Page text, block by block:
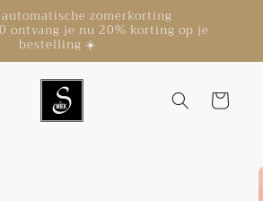
automatische zomerkorting
ontvang je nu 20% korting op je
bestelling ☀️
Winkelwagen